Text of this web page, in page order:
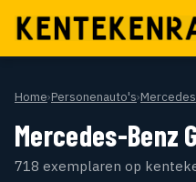
Home›Personenauto's›
Mercedes-Benz
718 exemplaren op